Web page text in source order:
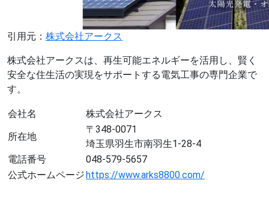
引用元： 株式会社アークス
株式会社アークスは、再生可能エネルギーを活用し、賢く
安全な住生活の実現をサポートする電気工事の専門企業で
す。
会社名
株式会社アークス
所在地
〒348-0071
埼玉県羽生市南羽生1-28-4
電話番号
048-579-5657
公式ホームページhttps://www.arks8800.com/